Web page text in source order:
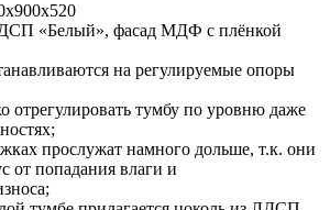
«Белый», фасад МДФ с плёнкой
на регулируемые опоры
отрегулировать тумбу по уровню даже
прослужат намного дольше, т.к. они
от попадания влаги и